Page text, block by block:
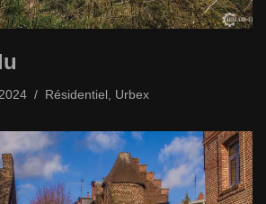
Résidentiel Urbex